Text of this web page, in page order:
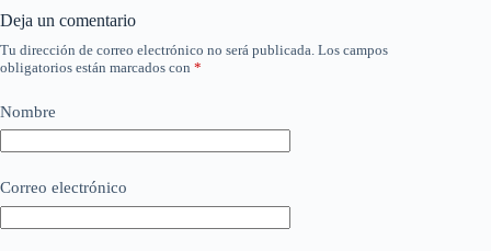
Deja un comentario
Tu dirección de correo electrónico no será publicada. Los campos
obligatorios están marcados con *
Nombre
Correo electrónico